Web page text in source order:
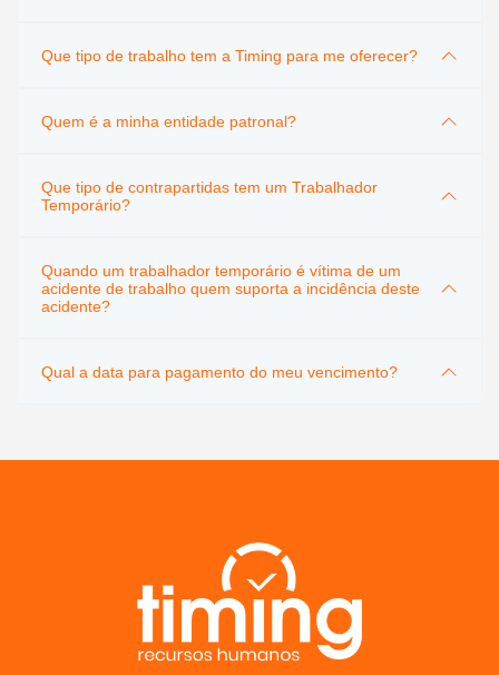
Que tipo de trabalho tem a Timing para me oferecer?
Quem é a minha entidade patronal?
Que tipo de contrapartidas tem um Trabalhador
Temporário?
Quando um trabalhador temporário é vítima de um
acidente de trabalho quem suporta a incidência deste
acidente?
Qual a data para pagamento do meu vencimento?